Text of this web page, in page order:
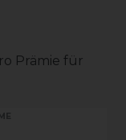
Prämie für